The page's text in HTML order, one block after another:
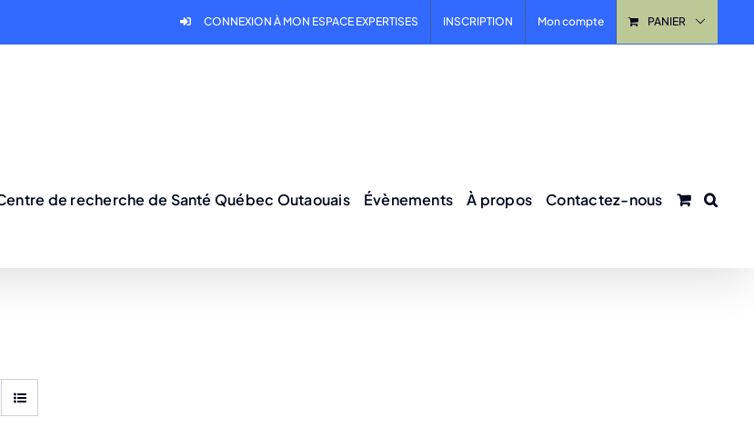
CONNEXION À MON ESPACE EXPERTISES INSCRIPTION Mon compte PANIER
de recherche de Santé Québec Outaouais Évènements À propos Contactez-nous